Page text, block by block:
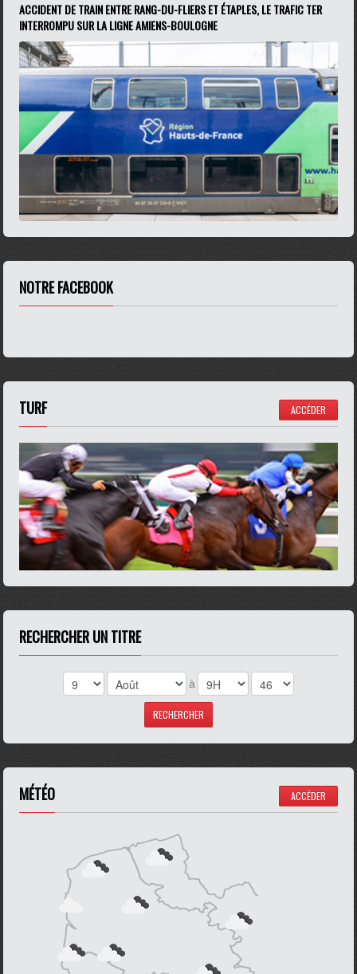
ACCIDENT DE TRAIN ENTRE RANG-DU-FLIERS ET ÉTAPLES, LE TRAFIC TER
INTERROMPU SUR LA LIGNE AMIENS-BOULOGNE
NOTRE FACEBOOK
TURF ACCÉDER
RECHERCHER UN TITRE
à
MÉTÉO ACCÉDER